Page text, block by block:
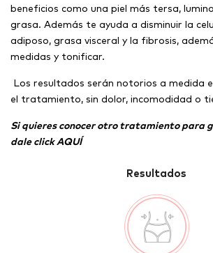
beneficios como una piel más tersa,
grasa. Además te ayuda a disminuir la
adiposo, grasa visceral y la fibrosis,
medidas y tonificar.
Los resultados serán notorios a medida
el tratamiento, sin dolor, incomodidad o
Si quieres conocer otro tratamiento para
dale click AQUÍ
Resultados